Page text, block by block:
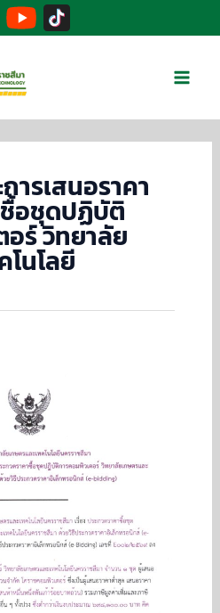
ารเสนอราคา
ชื้อชุดปฏิบัติ
ร์ วิทยาลัย
โนโลยี
Facebook
TikTokYouTube